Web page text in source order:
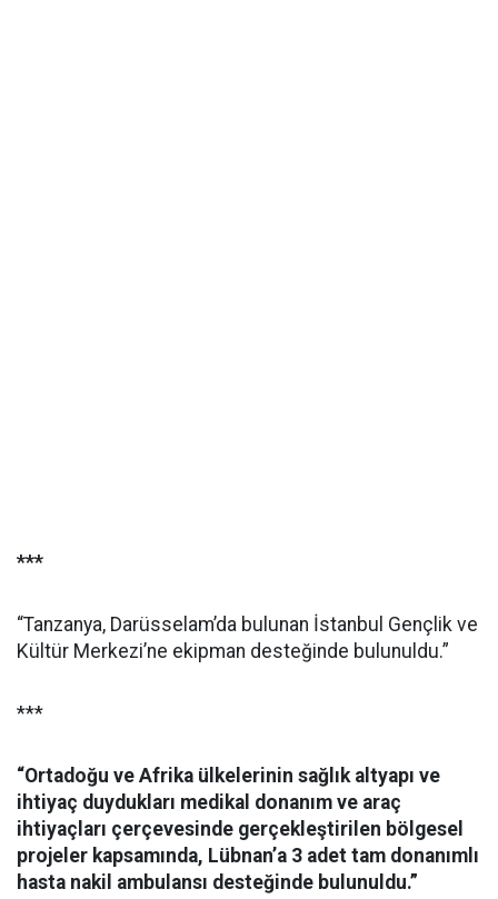
***
“Tanzanya, Darüsselam’da bulunan İstanbul Gençlik ve
Kültür Merkezi’ne ekipman desteğinde bulunuldu.”
***
“Ortadoğu ve Afrika ülkelerinin sağlık altyapı ve
ihtiyaç duydukları medikal donanım ve araç
ihtiyaçları çerçevesinde gerçekleştirilen bölgesel
projeler kapsamında, Lübnan’a 3 adet tam donanımlı
hasta nakil ambulansı desteğinde bulunuldu.”